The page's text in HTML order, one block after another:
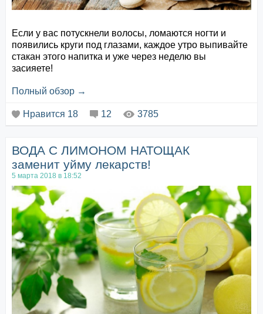
Если у вас потускнели волосы, ломаются ногти и
появились круги под глазами, каждое утро выпивайте
стакан этого напитка и уже через неделю вы
засияете!
Ингредиенты:
или молочко из кешью), 3 столовые ложки сухих
овсяных хлопьев, 1 банан и столовая ложка мёда.
Банан, молоко, мед и овес, согласно древней
медицине аюрведе, считаются продукт...
Полный обзор →
Нравится 18 12 3785
ВОДА С ЛИМОНОМ НАТОЩАК
заменит уйму лекарств!
5 марта 2018 в 18:52